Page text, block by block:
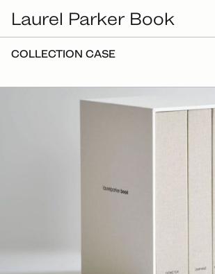
Laurel Parker Book
COLLECTION CASE